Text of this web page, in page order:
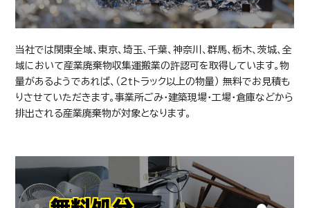
当社では関東全域、東京、埼玉、千葉、神奈川、群馬、栃木、茨城、全
域において産業廃棄物収集運搬業の許認可を取得しています。物
量があるようであれば、（2ｔトラック以上の物量） 無料でお見積も
りさせていただきます。事業所ごみ・建築現場・工場・倉庫などから
排出される産業廃棄物が対象となります。